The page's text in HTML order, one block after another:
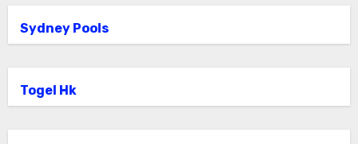
Sydney Pools
Togel Hk